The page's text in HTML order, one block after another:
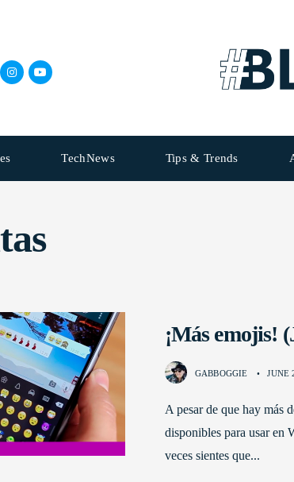
TechNews Tips & Trends
¡Más emojis!
GABBOGGIE • JUNE
A pesar de que hay más
disponibles para usar en
veces sientes que...